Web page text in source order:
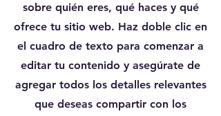
sobre quién eres, qué haces y qué
ofrece tu sitio web. Haz doble clic en
el cuadro de texto para comenzar a
editar tu contenido y asegúrate de
agregar todos los detalles relevantes
que deseas compartir con los